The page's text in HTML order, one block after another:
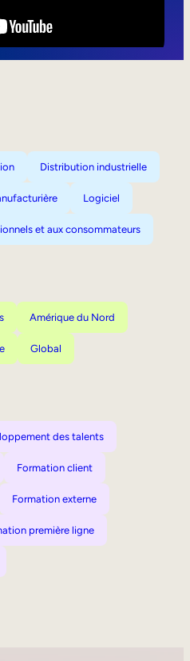
Distribution industrielle
Logiciel
et aux consommateurs
Amérique du Nord
Global
des talents
Formation client
Formation externe
première ligne